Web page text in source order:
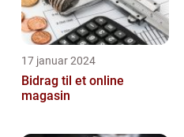
17 januar 2024
Bidrag til et online
magasin